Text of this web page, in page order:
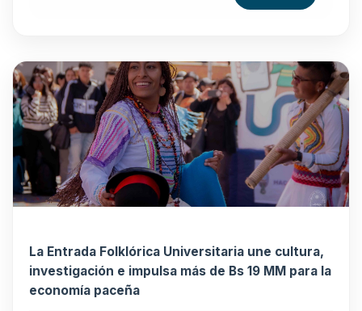
La Entrada Folklórica Universitaria une cultura,
investigación e impulsa más de Bs 19 MM para la
economía paceña